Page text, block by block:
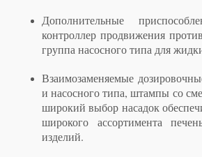
Дополнительные
контроллер продвижения
группа насосного типа для
Взаимозаменяемые
и насосного типа, штампы со
широкий выбор насадок
широкого ассортимента
изделий.